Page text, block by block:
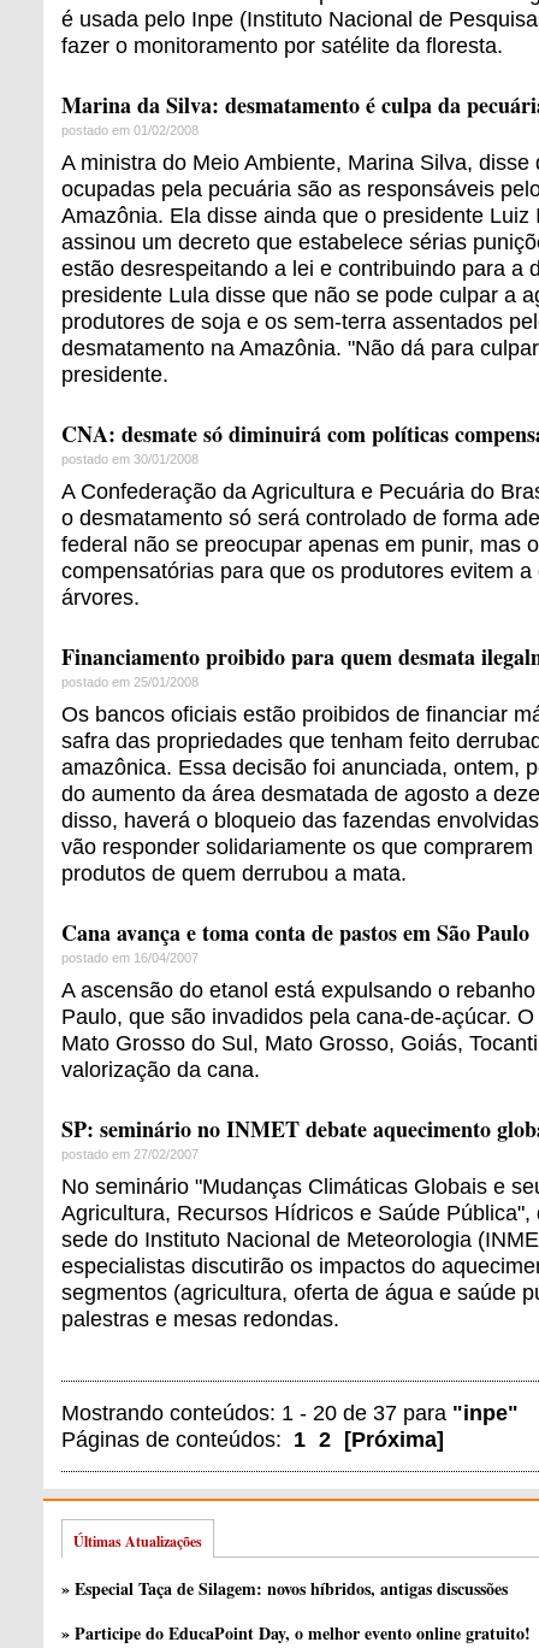
é usada pelo Inpe (Instituto Nacional de
fazer o monitoramento por satélite da floresta.
Marina da Silva: desmatamento é culpa da
postado em 01/02/2008
A ministra do Meio Ambiente, Marina Silva, disse
ocupadas pela pecuária são as responsáveis
Amazônia. Ela disse ainda que o presidente Luiz
assinou um decreto que estabelece sérias
estão desrespeitando a lei e contribuindo para a
presidente Lula disse que não se pode culpar a
produtores de soja e os sem-terra assentados
desmatamento na Amazônia. "Não dá para
presidente.
CNA: desmate só diminuirá com políticas
postado em 30/01/2008
A Confederação da Agricultura e Pecuária do
o desmatamento só será controlado de forma
federal não se preocupar apenas em punir, mas
compensatórias para que os produtores evitem a
árvores.
Financiamento proibido para quem desmata
postado em 25/01/2008
Os bancos oficiais estão proibidos de financiar
safra das propriedades que tenham feito
amazônica. Essa decisão foi anunciada, ontem,
do aumento da área desmatada de agosto a
disso, haverá o bloqueio das fazendas
vão responder solidariamente os que
produtos de quem derrubou a mata.
Cana avança e toma conta de pastos em São Paulo
postado em 16/04/2007
A ascensão do etanol está expulsando o
Paulo, que são invadidos pela cana-de-açúcar.
Mato Grosso do Sul, Mato Grosso, Goiás,
valorização da cana.
SP: seminário no INMET debate aquecimento
postado em 27/02/2007
No seminário "Mudanças Climáticas Globais e
Agricultura, Recursos Hídricos e Saúde
sede do Instituto Nacional de Meteorologia
especialistas discutirão os impactos do
segmentos (agricultura, oferta de água e saúde
palestras e mesas redondas.
Mostrando conteúdos: 1 - 20 de 37 para "inpe"
Páginas de conteúdos: 1 2 [Próxima]
Últimas Atualizações
» Especial Taça de Silagem: novos híbridos, antigas discussões
» Participe do EducaPoint Day, o melhor evento online gratuito!